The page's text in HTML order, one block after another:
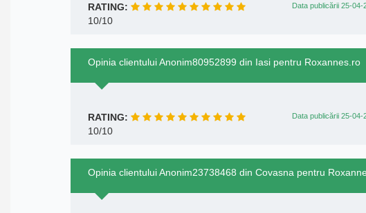
RATING: Data publicării 25-04-
10/10
Opinia clientului Anonim80952899 din Iasi pentru Roxannes.ro
RATING: Data publicării 25-04-
10/10
Opinia clientului Anonim23738468 din Covasna pentru